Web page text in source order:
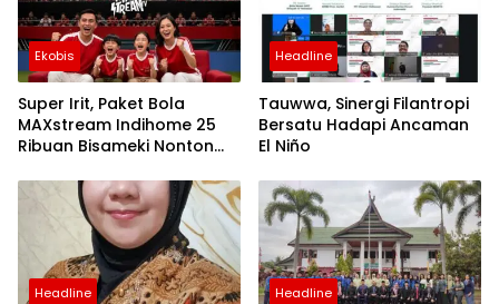
Ekobis
Super Irit, Paket Bola
MAXstream Indihome 25
Ribuan Bisameki Nonton
Headline
Tauwwa, Sinergi Filantropi
Bersatu Hadapi Ancaman
El Niño
Headline Headline